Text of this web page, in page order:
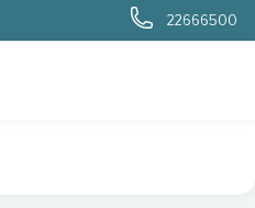
22666500